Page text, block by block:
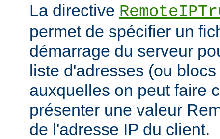
La directive
permet de spécifier un
démarrage du serveur
liste d'adresses (ou
auxquelles on peut faire
présenter une valeur
de l'adresse IP du client.